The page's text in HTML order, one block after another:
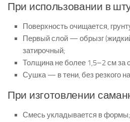
При использовании в
Поверхность очищается,
Первый слой — обрызг
затирочный;
Толщина не более 1,5–2 см за
Сушка — в тени, без резкого
При изготовлении
Смесь укладывается в формы;